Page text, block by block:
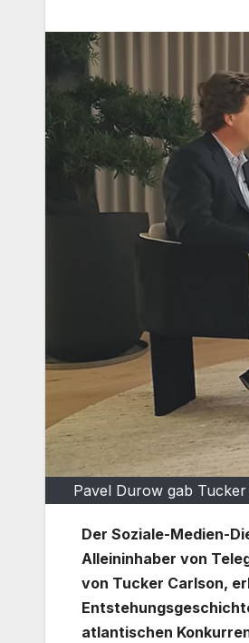
Pavel Durow gab
Der Soziale-Medien-
Alleininhaber von
von Tucker Carlson,
atlantischen